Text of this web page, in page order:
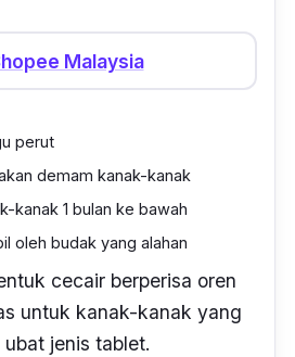
Malaysia
perut
demam kanak-kanak
kanak 1 bulan ke bawah
oleh budak yang alahan
cecair berperisa oren
untuk kanak-kanak yang
jenis tablet.